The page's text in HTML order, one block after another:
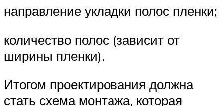
направление укладки полос пленки;
количество полос (зависит от
ширины пленки).
Итогом проектирования должна
стать схема монтажа, которая